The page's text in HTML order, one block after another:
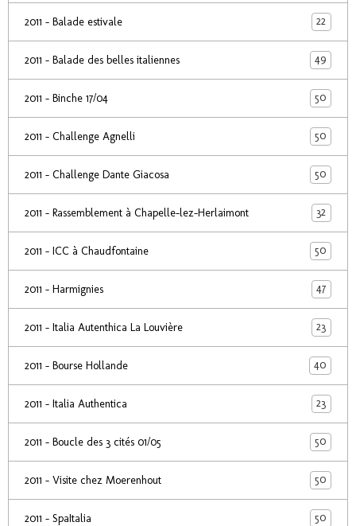
2011 - Balade estivale 22
2011 - Balade des belles italiennes 49
2011 - Binche 17/04 50
2011 - Challenge Agnelli 50
2011 - Challenge Dante Giacosa 50
2011 - Rassemblement à Chapelle-lez-Herlaimont 32
2011 - ICC à Chaudfontaine 50
2011 - Harmignies 47
2011 - Italia Autenthica La Louvière 23
2011 - Bourse Hollande 40
2011 - Italia Authentica 23
2011 - Boucle des 3 cités 01/05 50
2011 - Visite chez Moerenhout 50
2011 - SpaItalia 50